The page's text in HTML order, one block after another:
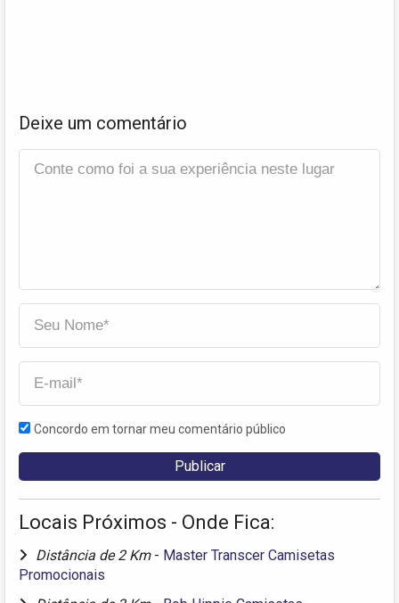
Deixe um comentário
Concordo em tornar meu comentário público
Locais Próximos - Onde Fica:
Distância de 2 Km - Master Transcer Camisetas
Promocionais